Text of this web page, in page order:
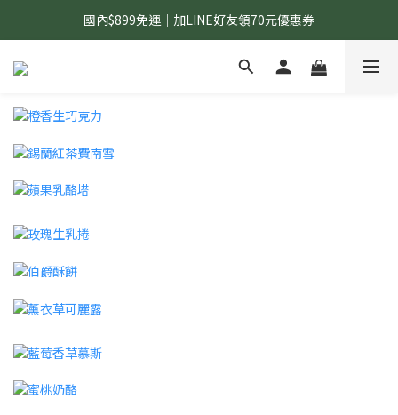
國內$899免運｜加LINE好友領70元優惠券
國內$899免運｜加LINE好友領70元優惠券
訂單滿$1,200｜送好日隨行冷水瓶 (贈完為止)